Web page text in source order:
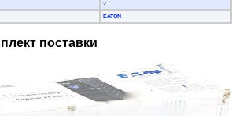
2
EATON
поставки